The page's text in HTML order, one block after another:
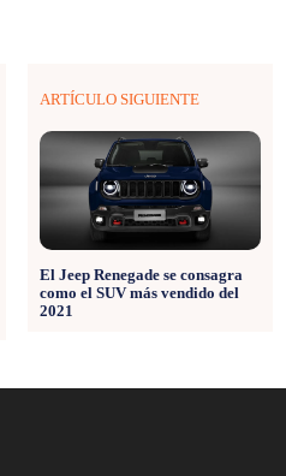
ARTÍCULO SIGUIENTE
El Jeep Renegade se consagra
como el SUV más vendido del
2021